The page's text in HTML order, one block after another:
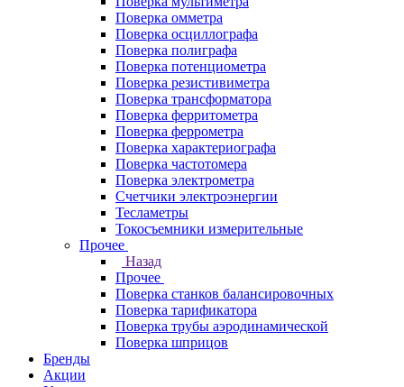
Поверка омметра
Поверка осциллографа
Поверка полиграфа
Поверка потенциометра
Поверка резистивиметра
Поверка трансформатора
Поверка ферритометра
Поверка феррометра
Поверка характериографа
Поверка частотомера
Поверка электрометра
Счетчики электроэнергии
Тесламетры
Токосъемники измерительные
Прочее
Назад
Прочее
Поверка станков балансировочных
Поверка тарификатора
Поверка трубы аэродинамической
Поверка шприцов
Бренды
Акции